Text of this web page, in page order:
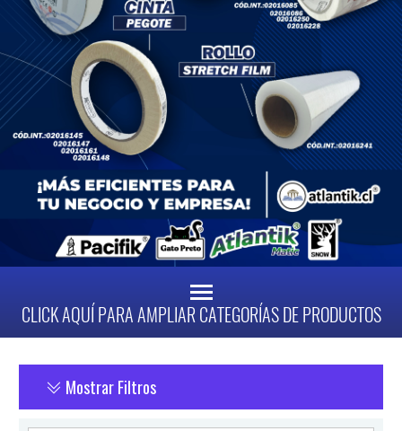
CLICK AQUÍ PARA AMPLIAR CATEGORÍAS DE PRODUCTOS
Mostrar Filtros